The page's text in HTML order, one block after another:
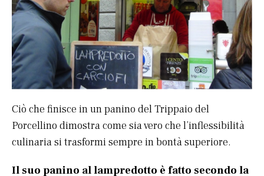
Ciò che finisce in un panino del Trippaio del
Porcellino dimostra come sia vero che l’inflessibilità
culinaria si trasformi sempre in bontà superiore.
Il suo panino al lampredotto è fatto secondo la